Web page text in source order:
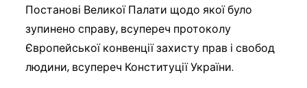
Постанові Великої Палати щодо якої було
зупинено справу, всупереч протоколу
Європейської конвенції захисту прав і свобод
людини, всупереч Конституції України.